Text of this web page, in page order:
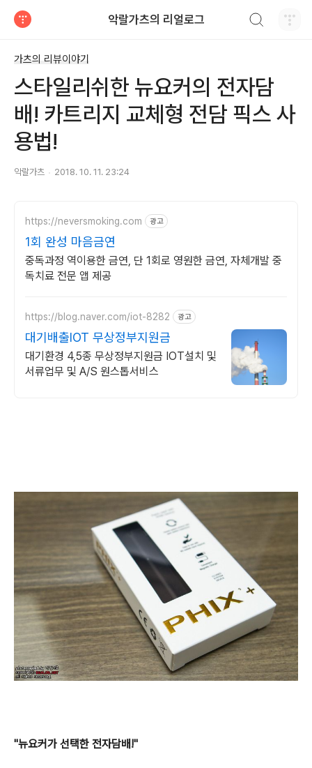
악랄가츠의 리얼로그
가츠의 리뷰이야기
스타일리쉬한 뉴요커의 전자담
배! 카트리지 교체형 전담 픽스 사
용법!
악랄가츠 2018. 10. 11. 23:24
https://neversmoking.com 광고
1회 완성 마음금연
중독과정 역이용한 금연, 단 1회로 영원한 금연, 자체개발 중
독치료 전문 앱 제공
https://blog.naver.com/iot-8282 광고
대기배출IOT 무상정부지원금
대기환경 4,5종 무상정부지원금 IOT설치 및
서류업무 및 A/S 원스톱서비스
"뉴요커가 선택한 전자담배!"